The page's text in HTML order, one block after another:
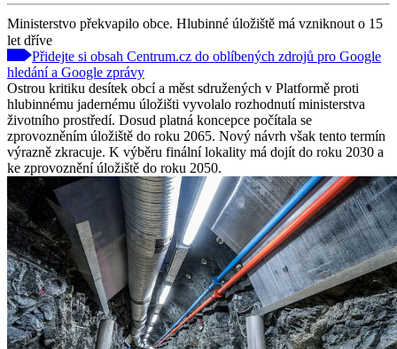
Ministerstvo překvapilo obce. Hlubinné úložiště má vzniknout o 15
let dříve
Přidejte si obsah Centrum.cz do oblíbených zdrojů pro Google
hledání a Google zprávy
Ostrou kritiku desítek obcí a měst sdružených v Platformě proti
hlubinnému jadernému úložišti vyvolalo rozhodnutí ministerstva
životního prostředí. Dosud platná koncepce počítala se
zprovozněním úložiště do roku 2065. Nový návrh však tento termín
výrazně zkracuje. K výběru finální lokality má dojít do roku 2030 a
ke zprovoznění úložiště do roku 2050.